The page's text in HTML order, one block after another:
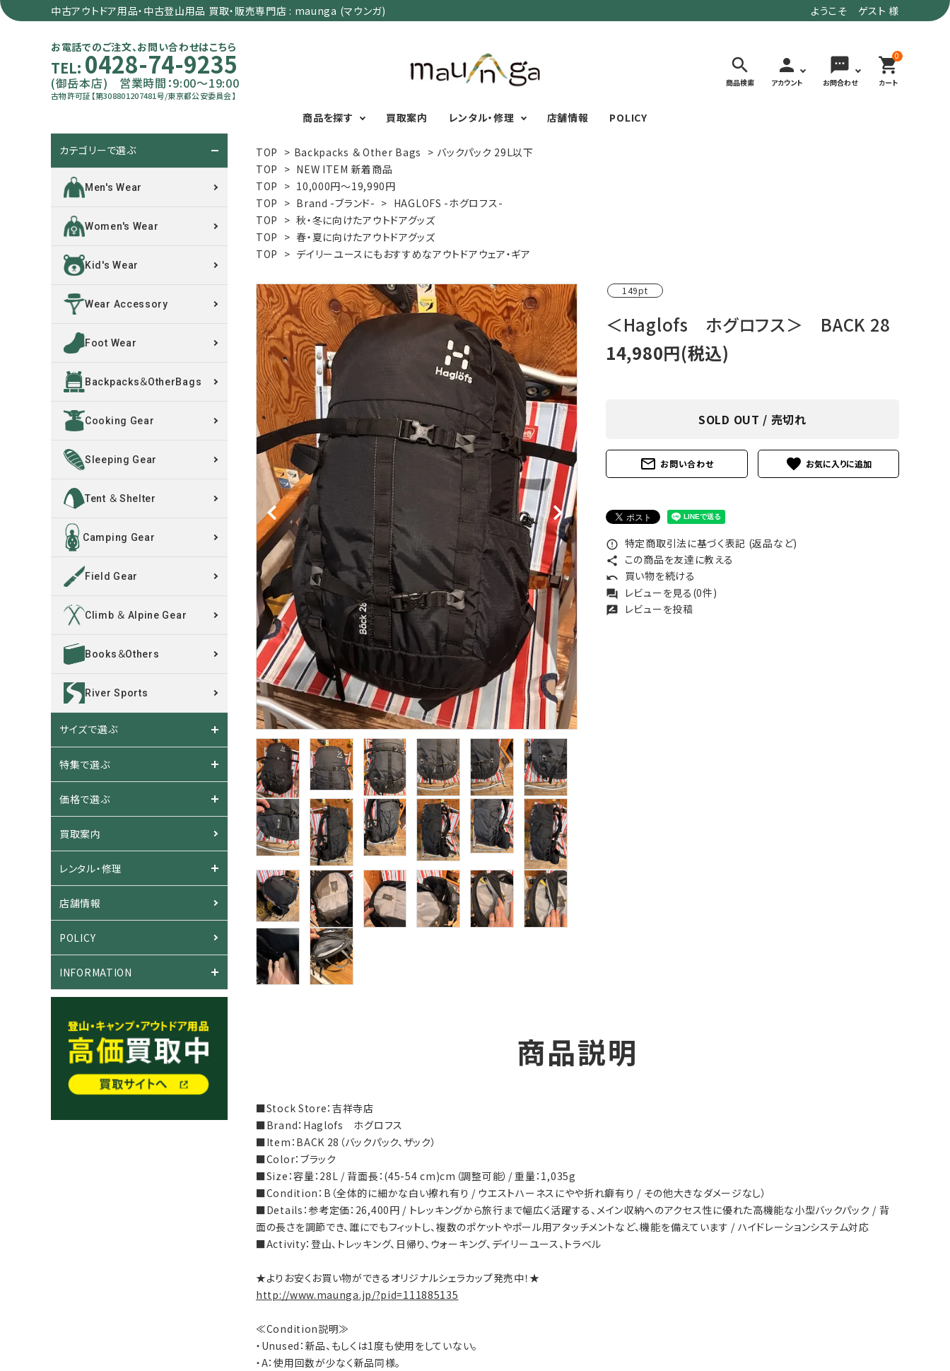
中古アウトドア用品・中古登山用品 買取・販売専門店 : maunga (マウンガ) ようこそ ゲスト 様
お電話でのご注文、お問い合わせはこちら
TEL: 0428-74-9235
(御岳本店) 営業時間：9:00～19:00
古物許可証【第308801207481号/東京都公安委員会】
search
商品検索
person
アカウント
sms
お問合わせ
0
shopping_cart
カート
商品を探す
カテゴリーで選ぶ
Men's Wear
Women's Wear
Kid's Wear
Foot Wear
Backpacks＆
OtherBags
Cooking Gear
Camping Gear
Field Gear
Climb ＆ Alpine
Books＆Others
River Sports
サイズで選ぶ
XXSXSSMLXL
UNISEX
XXSXSSMLXL
富士山いくならこの装備
本気の登山用品
春・夏に向けたアウトドアグ
ッズ
冬期・雪山に向けたウェア・
ギア
テント泊山行に向けたギ
ア！
沢登りに向けたウェア・ギ
ア！
トレイルラン向けウェア・ギ
ア！
キャンプに向けたギア！
ウルトラライト系
ミリタリーライン・ミリタリー
買取案内 レンタル・修理 店舗情報 POLICY
レンタル・修理
INFORMATION
ACCOUNT MENU
ようこそ ゲスト 様
ログイン
TOP > Backpacks ＆ Other Bags > バックパック 29L以下
TOP > NEW ITEM 新着商品
TOP > 10,000円～19,990円
TOP > Brand -ブランド- > HAGLOFS -ホグロフス-
TOP > 秋・冬に向けたアウトドアグッズ
TOP > 春・夏に向けたアウトドアグッズ
TOP > デイリーユースにもおすすめなアウトドアウェア・ギア
149pt
＜Haglofs ホグロフス＞ BACK 28
14,980円(税込)
SOLD OUT / 売切れ
mail_outline お問い合わせ favorite
error_outline 特定商取引法に基づく表記 (返品など)
share この商品を友達に教える
undo 買い物を続ける
forum レビューを見る(0件)
rate_review レビューを投稿
商品説明
■Stock Store：吉祥寺店
■Brand：Haglofs ホグロフス
■Item：BACK 28（バックパック、ザック）
■Color：ブラック
■Size：容量：28L / 背面長：(45-54 cm)cm（調整可能）/ 重量：1,035g
■Condition：B（全体的に細かな白い擦れ有り / ウエストハーネスにやや折れ癖有り / その他大きなダメージなし）
■Details：参考定価：26,400円 / トレッキングから旅行まで幅広く活躍する、メイン収納へのアクセス性に優れた高機能な小型バックパック / 背
面の長さを調節でき、誰にでもフィットし、複数のポケットやポール用アタッチメントなど、機能を備えています / ハイドレーションシステム対応
■Activity：登山、トレッキング、日帰り、ウォーキング、デイリーユース、トラベル
★よりお安くお買い物ができるオリジナルシェラカップ発売中！★
http://www.maunga.jp/?pid=111885135
≪Condition説明≫
・Unused：新品、もしくは1度も使用をしていない。
・A：使用回数が少なく新品同様。
カテゴリーで選ぶ
Men's Wear
Women's Wear
Kid's Wear
Wear Accessory
Foot Wear
Backpacks＆OtherBags
Cooking Gear
Sleeping Gear
Tent ＆ Shelter
Camping Gear
Field Gear
Climb ＆ Alpine Gear
Books＆Others
River Sports
サイズで選ぶ
特集で選ぶ
価格で選ぶ
買取案内
レンタル・修理
店舗情報
POLICY
INFORMATION